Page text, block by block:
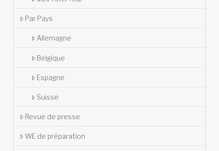
Par Pays
Allemagne
Belgique
Espagne
Suisse
Revue de presse
WE de préparation